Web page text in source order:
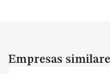
Empresas similares
Empresas